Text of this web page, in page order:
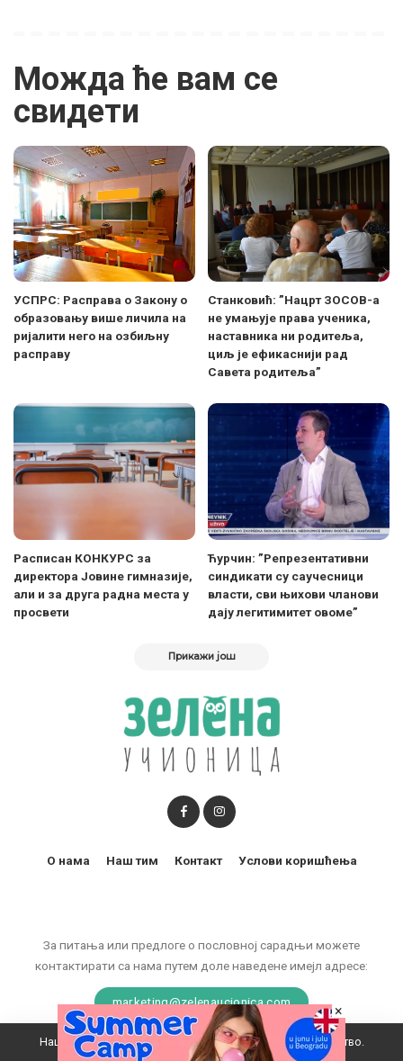
Можда ће вам се
свидети
УСПРС: Расправа о Закону о
образовању више личила на
ријалити него на озбиљну
расправу
Станковић: ”Нацрт ЗОСОВ-а
не умањује права ученика,
наставника ни родитеља,
циљ је ефикаснији рад
Савета родитеља”
Расписан КОНКУРС за
директора Јовине гимназије,
али и за друга радна места у
просвети
Ћурчин: ”Репрезентативни
синдикати су саучесници
власти, сви њихови чланови
дају легитимитет овоме”
Прикажи још
За питања или предлоге о пословној сарадњи можете
контактирати са нама путем доле наведене имејл адресе:
marketing@zelenaucionica.com
О нама Наш тим Контакт Услови коришћења
Наш вебсајт користи колачиће да побољша ваше искуство.
×